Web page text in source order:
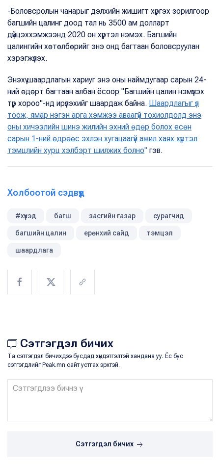
-Боловсролын чанарыг дэлхийн жишигт хүргэх зорилгоор
багшийн цалинг доод тал нь 3500 ам долларт
дүйцэххэмжээнд 2020 он хүртэл нэмэх. Багшийн
цалингийн хөтөлбөрийг энэ онд багтаан боловсруулан
хэрэгжүүлэх.
Энэхүү шаардлагын хариуг энэ оны наймдугаар сарын 24-
ний өдөрт багтаан албан ёсоор "Багшийн цалин нэмүүлэх
түр хороо"-нд ирүүлэхийг шаардаж байна. Шаардлагыг үл
тоож, ямар нэгэн арга хэмжээ аваагүй тохиолдолд энэ
оны хичээлийн шинэ жилийн эхний өдөр болох есөн
сарын 1-ний өдрөөс эхлэн хугацаагүй ажил хаях хүртэл
тэмцлийн хурц хэлбэрт шилжих болно" гэв.
Холбоотой сэдвүүд
#хүүхэд багш засгийн газар сурагчид
багшийн цалин ерөнхий сайд тэмцэл
шаардлага
Сэтгэгдэл бичих
Та сэтгэгдэл бичихдээ бусдад хүндэтгэлтэй хандана уу. Ёс бус
сэтгэгдлийг Peak.mn сайт устгах эрхтэй.
Сэтгэгдэл бичих